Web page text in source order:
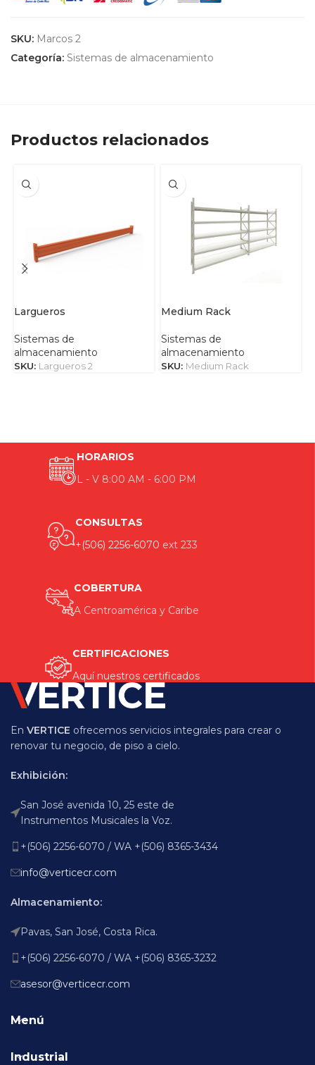
SKU: Marcos 2
Categoría: Sistemas de almacenamiento
Productos relacionados
Largueros
Sistemas de
almacenamiento
SKU: Largueros 2
Medium Rack
Sistemas de
almacenamiento
SKU: Medium Rack
HORARIOS
L - V 8:00 AM - 6:00 PM
CONSULTAS
+(506) 2256-6070 ext 233
COBERTURA
A Centroamérica y Caribe
CERTIFICACIONES
Aquí nuestros certificados
En VERTICE ofrecemos servicios integrales para crear o
renovar tu negocio, de piso a cielo.
Exhibición:
San José avenida 10, 25 este de
Instrumentos Musicales la Voz.
+(506) 2256-6070 / WA +(506) 8365-3434
info@verticecr.com
Almacenamiento:
Pavas, San José, Costa Rica.
+(506) 2256-6070 / WA +(506) 8365-3232
asesor@verticecr.com
Menú
Industrial